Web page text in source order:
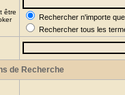
être
Rechercher n'importe
Rechercher tous les
de Recherche